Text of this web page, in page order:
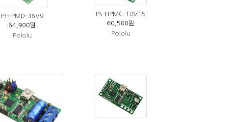
PH-PMD-36V9
64,900원
Pololu
PS-HPMC-18V15
60,500원
Pololu